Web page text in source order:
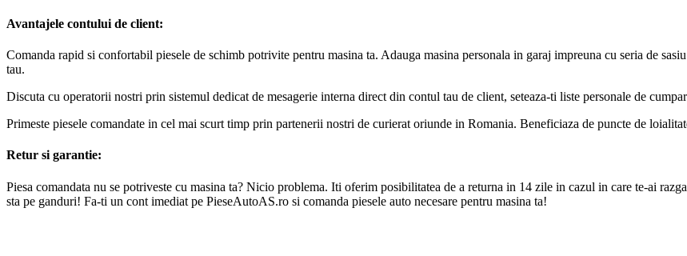
Avantajele contului de client:
Comanda rapid si confortabil piesele de schimb potrivite pentru masina ta. Adauga masina personala in garaj impreuna cu seria de
tau.
Discuta cu operatorii nostri prin sistemul dedicat de mesagerie interna direct din contul tau de client, seteaza-ti liste personale de
Primeste piesele comandate in cel mai scurt timp prin partenerii nostri de curierat oriunde in Romania. Beneficiaza de puncte de
Retur si garantie:
Piesa comandata nu se potriveste cu masina ta? Nicio problema. Iti oferim posibilitatea de a returna in 14 zile in cazul in care te-ai
sta pe ganduri! Fa-ti un cont imediat pe PieseAutoAS.ro si comanda piesele auto necesare pentru masina ta!